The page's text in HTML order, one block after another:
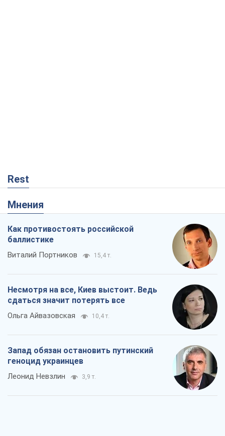
Rest
Мнения
Как противостоять российской
баллистике
Виталий Портников 15,4 т.
Несмотря на все, Киев выстоит. Ведь
сдаться значит потерять все
Ольга Айвазовская 10,4 т.
Запад обязан остановить путинский
геноцид украинцев
Леонид Невзлин 3,9 т.